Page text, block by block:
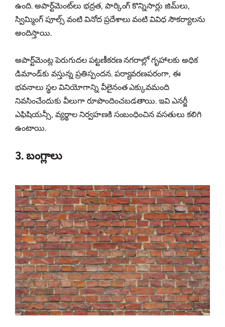
ఉంది. అపార్ట్‌మెంట్‌లు భద్రత, పార్కింగ్ కొన్నిసార్లు జిమ్‌లు,
స్విమ్మింగ్ పూల్స్ వంటి వినోద ప్రదేశాలు వంటి వివిధ సౌకర్యాలను
అందిస్తాయి.
అపార్ట్‌మెంట్ల పెరుగుదల పట్టణీకరణ నగరాల్లో గృహాలకు అధిక
డిమాండ్‌కు వస్తున్న ప్రతిస్పందన. పర్యావరణపరంగా, ఈ
భవనాలు స్థల వినియోగాన్ని వీలైనంత ఎక్కువమంది
నివసించేందుకు వీలుగా రూపొందించబడతాయి. ఇవి ఎనర్జీ
ఎఫిషియన్సీ, వ్యర్థాల నిర్వహణకి సంబంధించిన వసతులు కలిగి
ఉంటాయి.
3. బంగ్లాలు